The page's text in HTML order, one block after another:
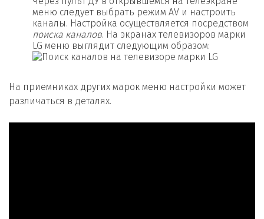
меню следует выбрать режим AV и настроить
каналы. Настройка осуществляется посредством
поиска каналов. На экранах телевизоров марки
LG меню выглядит следующим образом:
На приемниках других марок меню настройки может
различаться в деталях.